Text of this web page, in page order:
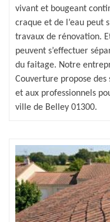
vivant et bougeant
craque et de l’eau peut
travaux de rénovation.
peuvent s’effectuer
du faitage. Notre
Couverture propose
et aux professionnels
ville de Belley 01300.